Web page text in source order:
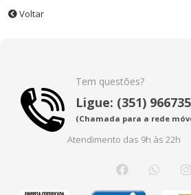
Voltar
Tem questões?
Ligue: (351)
(Chamada para a rede
Atendimento das 9h às 22h